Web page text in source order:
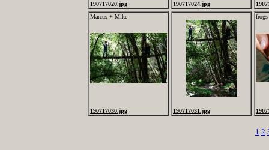
190717020.jpg 190717024.jpg
Marcus + Mike
190717030.jpg 190717031.jpg
frogs
1 2